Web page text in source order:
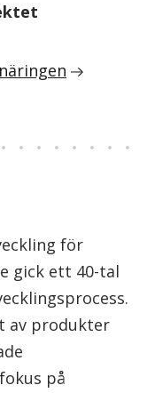
för
gick ett 40-tal
av produkter
på